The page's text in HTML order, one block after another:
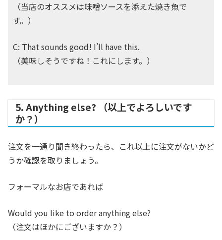
（当店のオススメは味噌ソースを添えた焼き魚で
す。）
C: That sounds good! I’ll have this.
（美味しそうですね！これにします。）
5. Anything else? （以上でよろしいです
か？）
注文を一通り聞き終わったら、これ以上に注文がないかど
うか確認を取りましょう。
フォーマルなお店であれば
Would you like to order anything else?
（注文はほかにございますか？）